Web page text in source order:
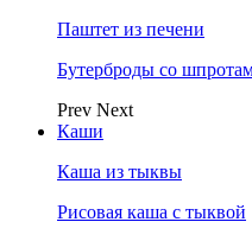
Паштет из печени
Бутерброды со
Prev Next
Каши
Каша из тыквы
Рисовая каша с тыквой